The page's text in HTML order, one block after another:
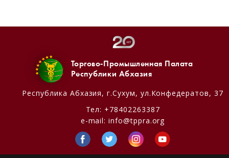
Торгово-Промышленная Палата
Республики Абхазия
Республика Абхазия, г.Сухум, ул.Конфедератов, 37
Тел: +78402263387
e-mail:info@tppra.org